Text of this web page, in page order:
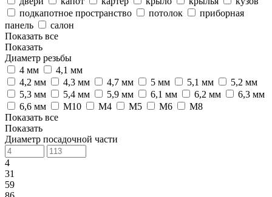
подкапотное пространство
потолок
приборная
панель
салон
Показать все
Показать
Диаметр резьбы
4 мм
4,1 мм
4,2 мм
4,3 мм 4,7 мм 5 мм 5,1 мм
5,2 мм
5,3 мм
5,4 мм 5,9 мм 6,1 мм 6,2 мм
6,3 мм
6,6 мм
M10 M4 M5 M6
M8
Показать все
Показать
Диаметр посадочной части
4
31
59